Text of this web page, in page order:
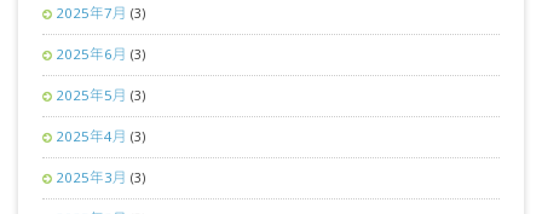
2025年7月 (3)
2025年6月 (3)
2025年5月 (3)
2025年4月 (3)
2025年3月 (3)